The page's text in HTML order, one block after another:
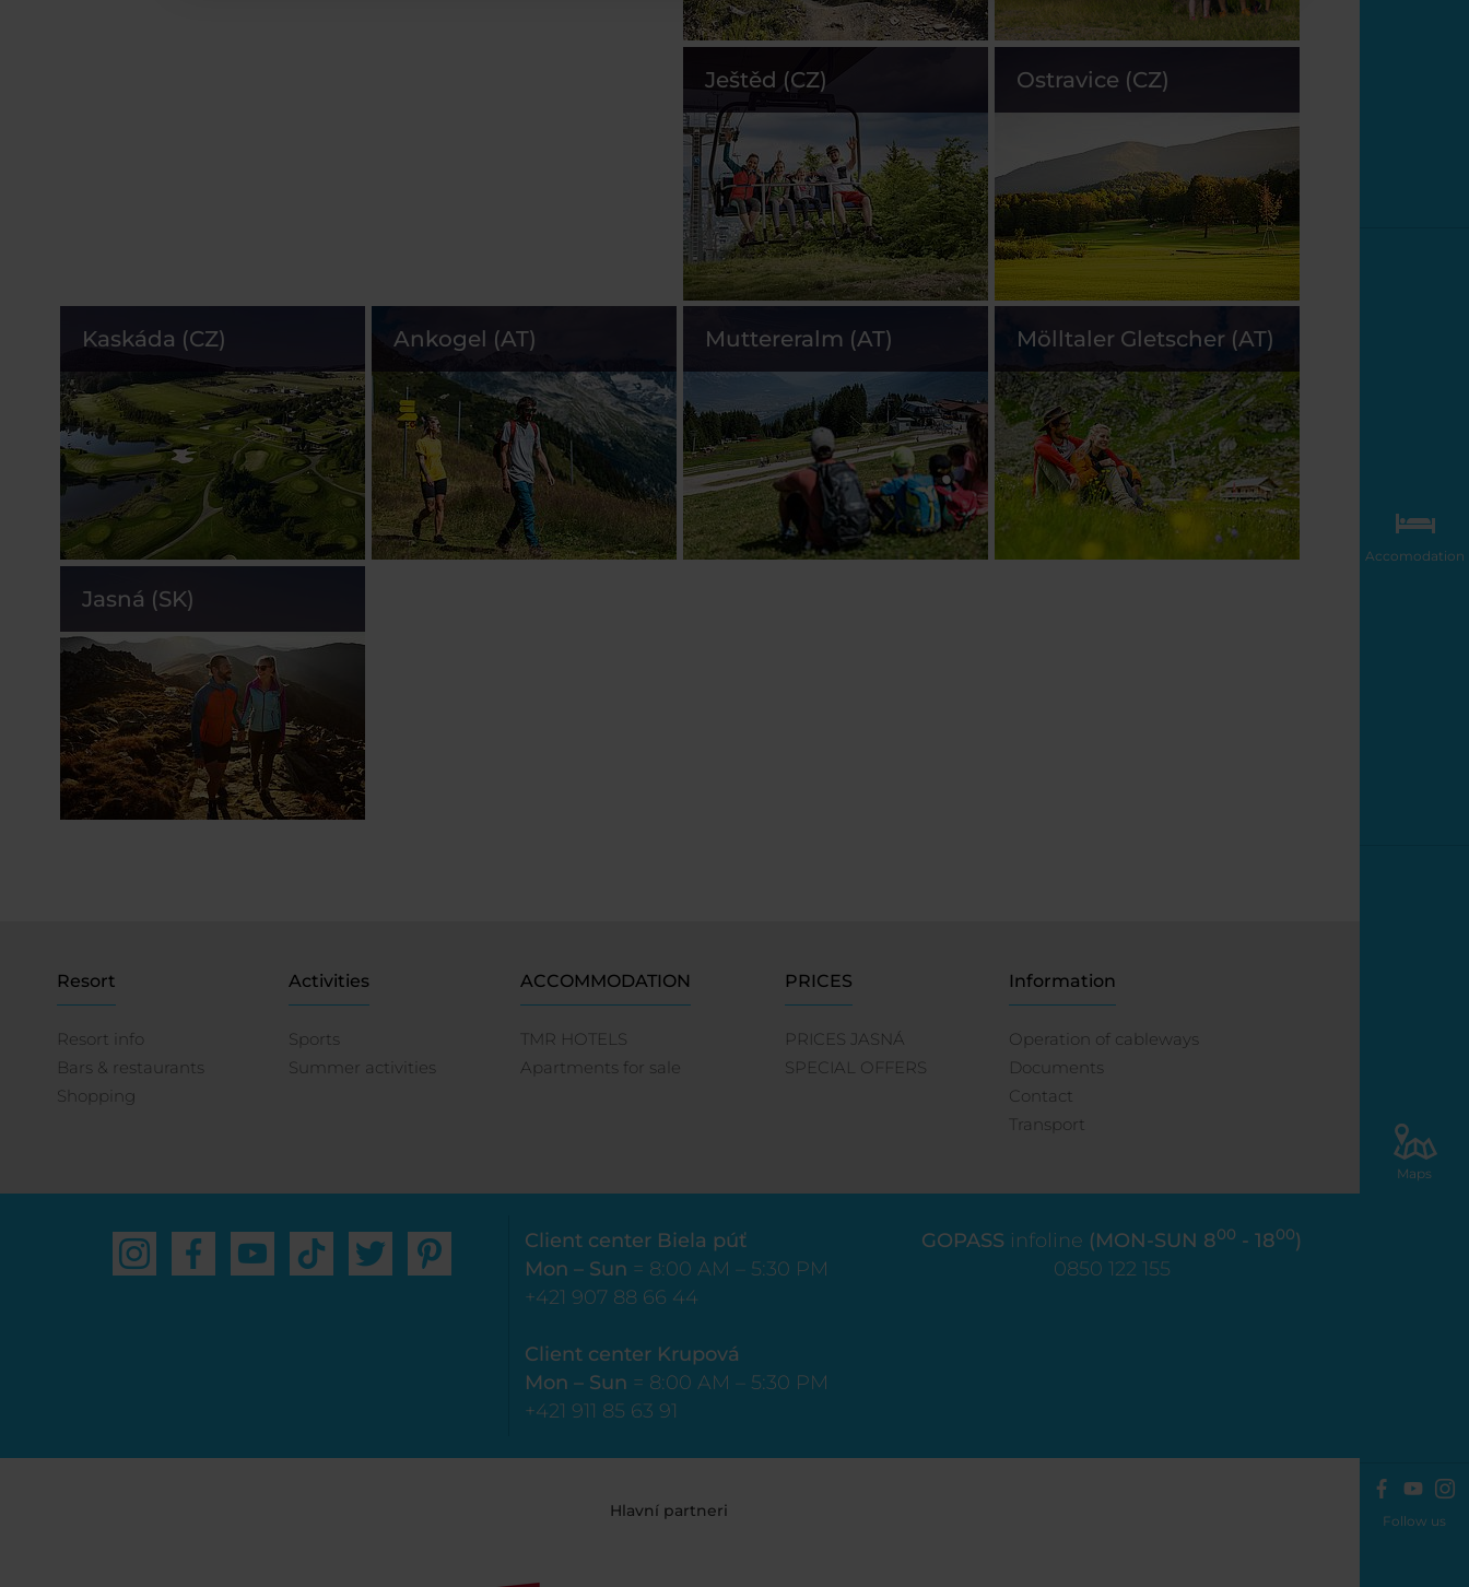
Accomodation
Maps
Follow us
Ještěd (CZ) Ostravice (CZ)
Kaskáda (CZ) Ankogel (AT) Muttereralm (AT) Mölltaler Gletscher (AT)
Jasná (SK)
Resort
Resort info
Bars & restaurants
Shopping
Activities
Sports
Summer activities
ACCOMMODATION
TMR HOTELS
Apartments for sale
PRICES
PRICES JASNÁ
SPECIAL OFFERS
Information
Operation of cableways
Documents
Contact
Transport
Client center Biela púť
Mon – Sun = 8:00 AM – 5:30 PM
+421 907 88 66 44
Client center Krupová
Mon – Sun = 8:00 AM – 5:30 PM
+421 911 85 63 91
GOPASS infoline (MON-SUN 800 - 1800)
0850 122 155
Hlavní partneri